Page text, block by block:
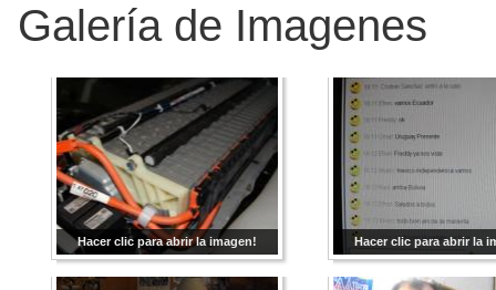
Galería de Imagenes
Hacer clic para abrir la imagen! Hacer clic para abrir la